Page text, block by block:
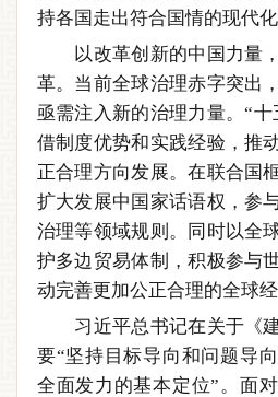
持各国走出符合国情的现代化
以改革创新的中国力量，
革。当前全球治理赤字突出
亟需注入新的治理力量。“
借制度优势和实践经验，推
正合理方向发展。在联合国
扩大发展中国家话语权，参
治理等领域规则。同时以全
护多边贸易体制，积极参与
动完善更加公正合理的全球经
习近平总书记在关于《建
要“坚持目标导向和问题导
全面发力的基本定位”。面